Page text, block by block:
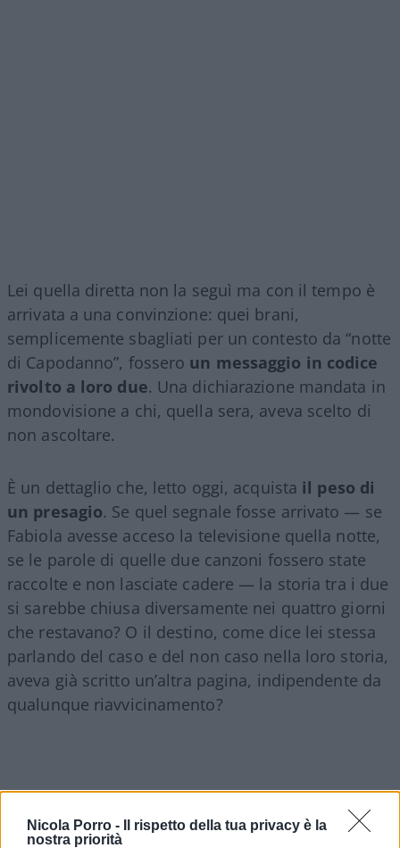
Nicola Porro -
Il rispetto della tua privacy è la
nostra priorità
Lei quella diretta non la seguì ma con il tempo è
arrivata a una convinzione: quei brani,
semplicemente sbagliati per un contesto da “notte
di Capodanno”, fossero un messaggio in codice
rivolto a loro due. Una dichiarazione mandata in
mondovisione a chi, quella sera, aveva scelto di
non ascoltare.
È un dettaglio che, letto oggi, acquista il peso di
un presagio. Se quel segnale fosse arrivato — se
Fabiola avesse acceso la televisione quella notte,
se le parole di quelle due canzoni fossero state
raccolte e non lasciate cadere — la storia tra i due
si sarebbe chiusa diversamente nei quattro giorni
che restavano? O il destino, come dice lei stessa
parlando del caso e del non caso nella loro storia,
aveva già scritto un’altra pagina, indipendente da
qualunque riavvicinamento?